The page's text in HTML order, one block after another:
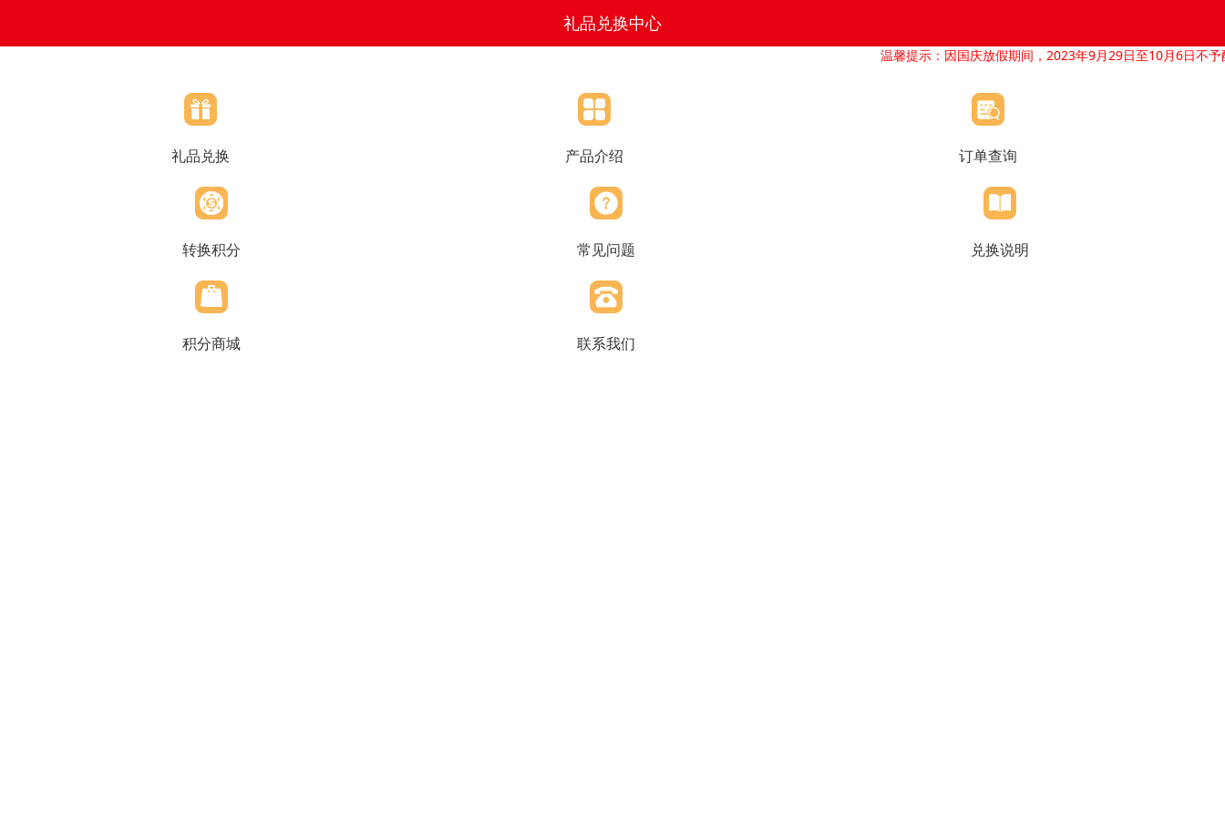
礼品兑换中心
温馨提示：因国庆放假期间，2023年9月29日至10月6日不予
礼品兑换 产品介绍 订单查询
转换积分 常见问题 兑换说明
积分商城 联系我们